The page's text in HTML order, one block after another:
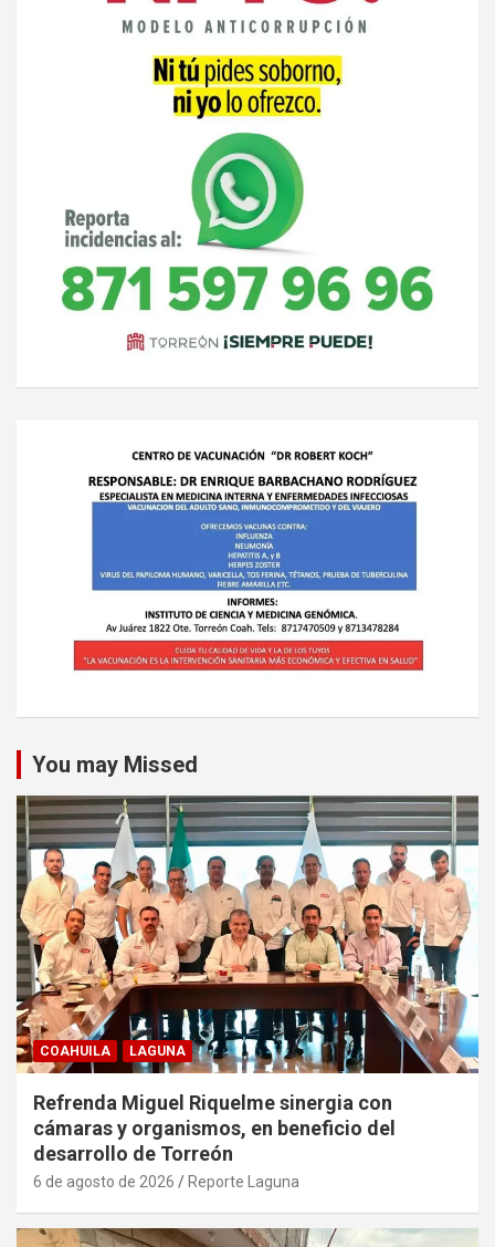
You may Missed
COAHUILA LAGUNA
Refrenda Miguel Riquelme sinergia con
cámaras y organismos, en beneficio del
desarrollo de Torreón
6 de agosto de 2026 Reporte Laguna